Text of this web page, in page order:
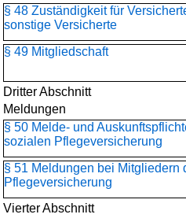
§ 48 Zuständigkeit für
sonstige Versicherte
§ 49 Mitgliedschaft
Dritter Abschnitt
Meldungen
§ 50 Melde- und
sozialen Pflegeversicherung
§ 51 Meldungen bei Mitgliedern
Pflegeversicherung
Vierter Abschnitt